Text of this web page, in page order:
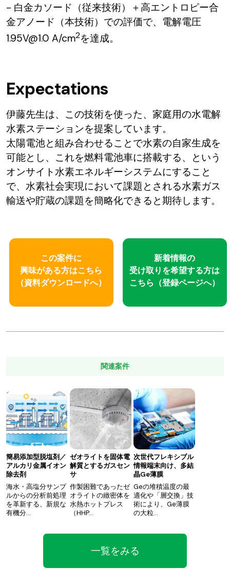
- 白金カソード（従来技術）＋高エントロピー合
金アノード（本技術）での評価で、電解電圧
1.95V@1.0 A/cm2を達成。
Expectations
伊藤先生は、この技術を使った、家庭用の水電解
水素ステーションを提案しています。
太陽電池と組み合わせることで水素の自家生成を
可能とし、これを燃料電池車に搭載する、という
オンサイト水素エネルギーシステムにすること
で、水素社会実現において課題とされる水素ガス
輸送や貯蔵の課題を簡略化できると期待します。
この案件に
興味がある方はこちら
（資料ダウンロードへ）
新着情報の
受け取りを希望する方は
こちら （登録ページへ）
関連案件
簡易添加型脱塩剤／
アルカリ金属イオン
除去剤
海水・高塩分サンプ
ルからの分析前処理
を革新する、新規な
有機分…
ゼオライトを固体電
解質とするガスセン
サ
作製困難であったゼ
オライトの緻密体を
水熱ホットプレス
（HHP…
次世代フレキシブル
情報端末向け、多結
晶Ge薄膜
Geの堆積温度の最
適化や「層交換」技
術により、Ge薄膜
の大粒…
一覧をみる